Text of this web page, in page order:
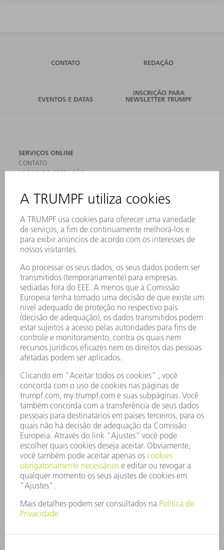
CONTATO REDAÇÃO
EVENTOS E DATAS
INSCRIÇÃO PARA
NEWSLETTER TRUMPF
SERVIÇOS ONLINE
CONTATO
LOCAIS DE OPERAÇÃO
ASSINATURA DA NEWSLETTER
FICHAS DE DADOS DE SEGURANÇA
MÁQUINAS & SISTEMAS
LASER
ELETRÔNICA DE POTÊNCIA
FERRAMENTAS ELÉTRICAS
SMART FACTORY
SOFTWARE
SERVIÇOS
APLICAÇÕES
SETORES
EMPRESA
CARREIRA
OFERTAS DE EMPREGO
PERFIL DA EMPRESA
CONSELHO DE ADMINISTRAÇÃO
RELATÓRIO FINANCEIRO ANUAL
PRINCÍPIOS EMPRESARIAIS
COMPLIANCE
SISTEMA DE DENÚNCIAS
SEGURANÇA
COMUNICADOS À IMPRENSA
REVISTAS
SUSTENTABILIDADE
MEIO AMBIENTE E CLIMA
SOCIAL E CORPORATIVO
ADMINISTRAÇÃO EMPRESARIAL